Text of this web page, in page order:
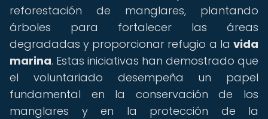
reforestación de manglares, plantando
árboles para fortalecer las áreas
degradadas y proporcionar refugio a la vida
marina. Estas iniciativas han demostrado que
el voluntariado desempeña un papel
fundamental en la conservación de los
manglares y en la protección de la